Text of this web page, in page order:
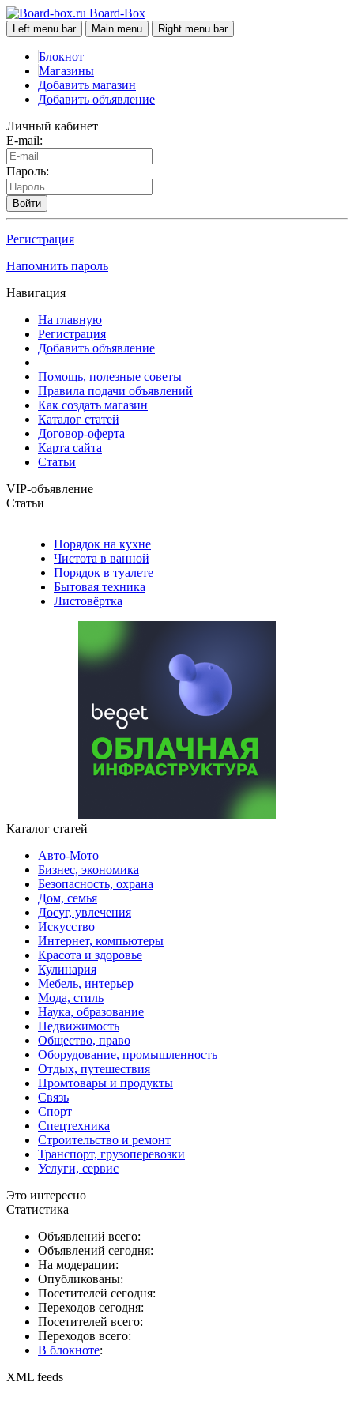
Board-Box
Left menu bar Main menu Right menu bar
Блокнот
Магазины
Добавить магазин
Добавить объявление
Личный кабинет
E-mail:
Пароль:
Войти
Регистрация
Напомнить пароль
Навигация
На главную
Регистрация
Добавить объявление
Помощь, полезные советы
Правила подачи объявлений
Как создать магазин
Каталог статей
Договор-оферта
Карта сайта
Статьи
VIP-объявление
Статьи
Порядок на кухне
Чистота в ванной
Порядок в туалете
Бытовая техника
Листовёртка
Каталог статей
Авто-Мото
Бизнес, экономика
Безопасность, охрана
Дом, семья
Досуг, увлечения
Искусство
Интернет, компьютеры
Красота и здоровье
Кулинария
Мебель, интерьер
Мода, стиль
Наука, образование
Недвижимость
Общество, право
Оборудование, промышленность
Отдых, путешествия
Промтовары и продукты
Связь
Спорт
Спецтехника
Строительство и ремонт
Транспорт, грузоперевозки
Услуги, сервис
Это интересно
Статистика
Объявлений всего:
Объявлений сегодня:
На модерации:
Опубликованы:
Посетителей сегодня:
Переходов сегодня:
Посетителей всего:
Переходов всего:
В блокноте:
XML feeds